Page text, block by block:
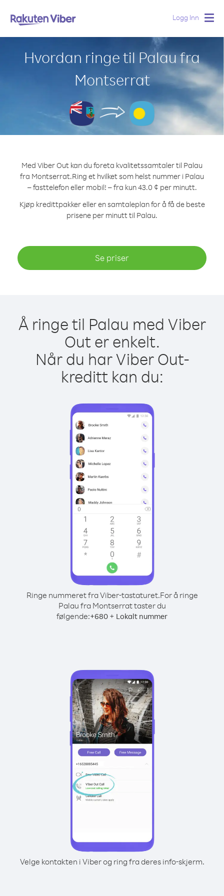
Logg Inn
Hvordan ringe til Palau fra
Montserrat
Med Viber Out kan du foreta kvalitetssamtaler til Palau
fra Montserrat.Ring et hvilket som helst nummer i Palau
– fasttelefon eller mobil! – fra kun 43.0 ¢ per minutt.
Kjøp kredittpakker eller en samtaleplan for å få de beste
prisene per minutt til Palau.
Se priser
Å ringe til Palau med Viber
Out er enkelt.
Når du har Viber Out-
kreditt kan du:
Ringe nummeret fra Viber-tastaturet.For å ringe
Palau fra Montserrat taster du
følgende:+680 + Lokalt nummer
Velge kontakten i Viber og ring fra deres info-skjerm.